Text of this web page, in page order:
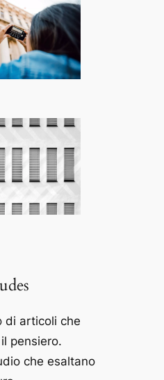
di articoli che
pensiero.
che esaltano